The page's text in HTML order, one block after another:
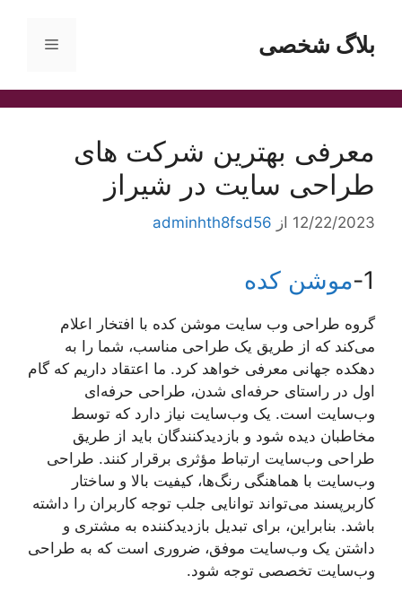
محتوابلاگ شخصی فهرست
معرفی بهترین شرکت های
طراحی سایت در شیراز
12/22/2023 از adminhth8fsd56
1- موشن کده
گروه طراحی وب سایت موشن کده با افتخار اعلام
می‌کند که از طریق یک طراحی مناسب، شما را به
دهکده جهانی معرفی خواهد کرد. ما اعتقاد داریم که گام
اول در راستای حرفه‌ای شدن، طراحی حرفه‌ای
وب‌سایت است. یک وب‌سایت نیاز دارد که توسط
مخاطبان دیده شود و بازدیدکنندگان باید از طریق
طراحی وب‌سایت ارتباط مؤثری برقرار کنند. طراحی
وب‌سایت با هماهنگی رنگ‌ها، کیفیت بالا و ساختار
کاربرپسند می‌تواند توانایی جلب توجه کاربران را داشته
باشد. بنابراین، برای تبدیل بازدیدکننده به مشتری و
داشتن یک وب‌سایت موفق، ضروری است که به طراحی
وب‌سایت تخصصی توجه شود.